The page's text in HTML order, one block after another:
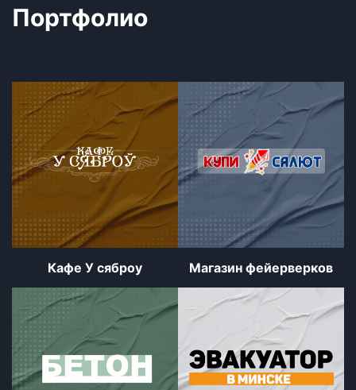
Портфолио
Кафе У сяброу Магазин фейерверков